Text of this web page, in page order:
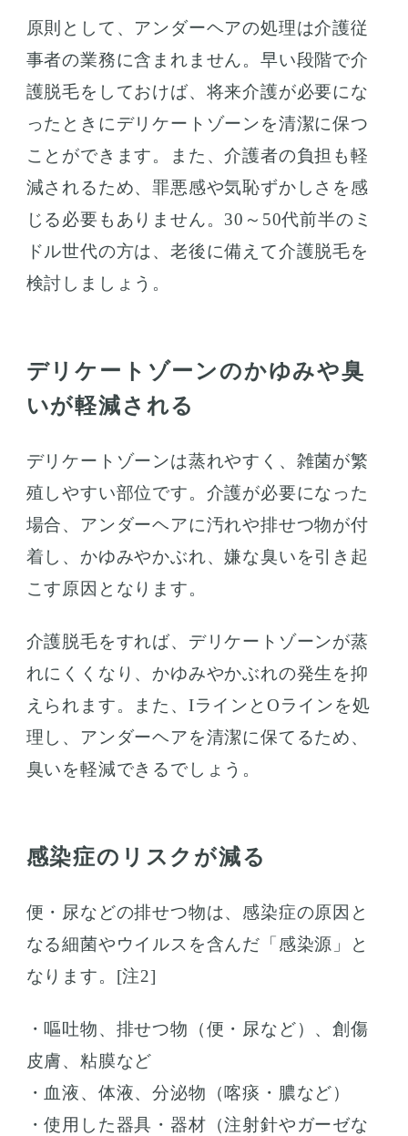
原則として、アンダーヘアの処理は介護従
事者の業務に含まれません。早い段階で介
護脱毛をしておけば、将来介護が必要にな
ったときにデリケートゾーンを清潔に保つ
ことができます。また、介護者の負担も軽
減されるため、罪悪感や気恥ずかしさを感
じる必要もありません。30～50代前半のミ
ドル世代の方は、老後に備えて介護脱毛を
検討しましょう。
デリケートゾーンのかゆみや臭
いが軽減される
デリケートゾーンは蒸れやすく、雑菌が繁
殖しやすい部位です。介護が必要になった
場合、アンダーヘアに汚れや排せつ物が付
着し、かゆみやかぶれ、嫌な臭いを引き起
こす原因となります。
介護脱毛をすれば、デリケートゾーンが蒸
れにくくなり、かゆみやかぶれの発生を抑
えられます。また、IラインとOラインを処
理し、アンダーヘアを清潔に保てるため、
臭いを軽減できるでしょう。
感染症のリスクが減る
便・尿などの排せつ物は、感染症の原因と
なる細菌やウイルスを含んだ「感染源」と
なります。[注2]
・嘔吐物、排せつ物（便・尿など）、創傷
皮膚、粘膜など
・血液、体液、分泌物（喀痰・膿など）
・使用した器具・器材（注射針やガーゼな